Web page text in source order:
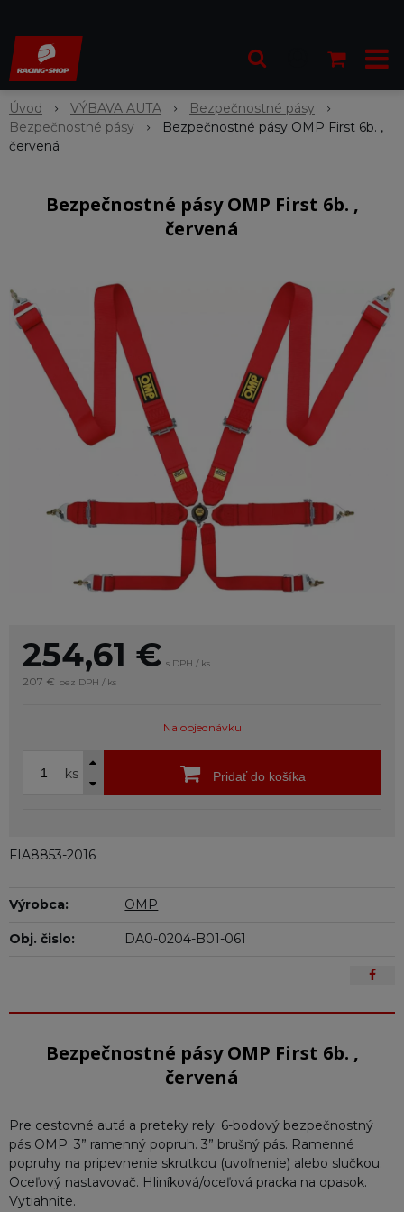
Úvod VÝBAVA AUTA
Bezpečnostné pásy
Bezpečnostné pásy
Bezpečnostné pásy OMP First 6b. ,
červená
Bezpečnostné pásy OMP First 6b. ,
červená
254,61 € s DPH / ks
207 € bez DPH / ks
Na objednávku
ks Pridať do košíka
FIA8853-2016
Výrobca: OMP
Obj. čislo: DA0-0204-B01-061
Bezpečnostné pásy OMP First 6b. ,
červená
Pre cestovné autá a preteky rely. 6-bodový bezpečnostný
pás OMP. 3” ramenný popruh. 3” brušný pás. Ramenné
popruhy na pripevnenie skrutkou (uvoľnenie) alebo slučkou.
Oceľový nastavovač. Hliníková/oceľová pracka na opasok.
Vytiahnite.